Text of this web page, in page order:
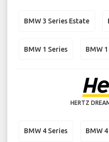
BMW 3 Series Estate
BMW 1 Series BMW
HERTZ
BMW 4 Series BMW